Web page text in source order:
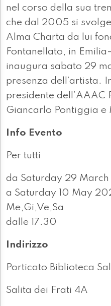
nel corso della sua
che dal 2005 si
Alma Charta da lui
Fontanellato, in
inaugura sabato 29
presenza dell’artista.
presidente dell’AAAC
Giancarlo Pontiggia e
Info Evento
Per tutti
da Saturday 29
a Saturday 10 May
Me,Gi,Ve,Sa
dalle 17.30
Indirizzo
Porticato Biblioteca
Salita dei Frati 4A